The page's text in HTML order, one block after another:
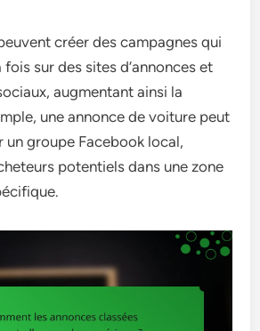
créer des campagnes qui
sur des sites d’annonces et
augmentant ainsi la
une annonce de voiture peut
un groupe Facebook local,
potentiels dans une zone